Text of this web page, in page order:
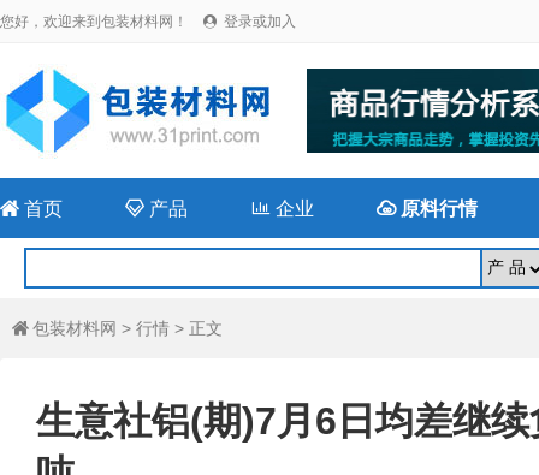
您好，欢迎来到包装材料网！  登录或加入
 首页  产品 企业 原料行情
 包装材料网 > 行情 > 正文
生意社铝(期)7月6日均差继